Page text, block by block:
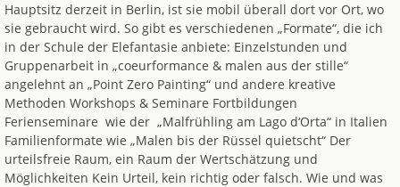
Hauptsitz derzeit in Berlin, ist sie mobil überall dort vor Ort, wo
sie gebraucht wird. So gibt es verschiedenen „Formate“, die ich
in der Schule der Elefantasie anbiete: Einzelstunden und
Gruppenarbeit in „coeurformance & malen aus der stille“
angelehnt an „Point Zero Painting“ und andere kreative
Methoden Workshops & Seminare Fortbildungen
Ferienseminare wie der „Malfrühling am Lago d‘Orta“ in Italien
Familienformate wie „Malen bis der Rüssel quietscht“ Der
urteilsfreie Raum, ein Raum der Wertschätzung und
Möglichkeiten Kein Urteil, kein richtig oder falsch. Wie und was